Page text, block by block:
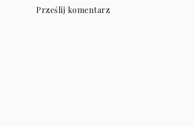
Prześlij komentarz